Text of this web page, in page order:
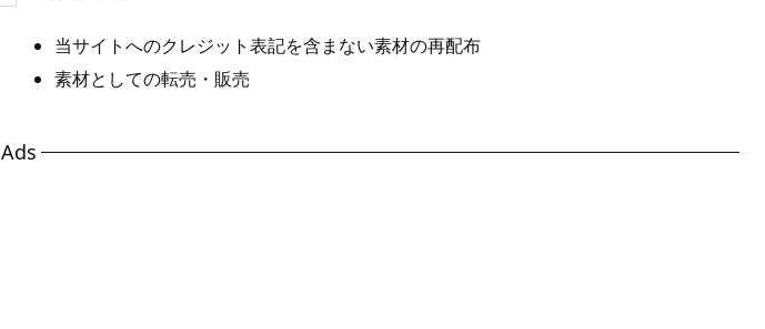
当サイトへのクレジット表記を含まない素材の再配布
素材としての転売・販売
Ads